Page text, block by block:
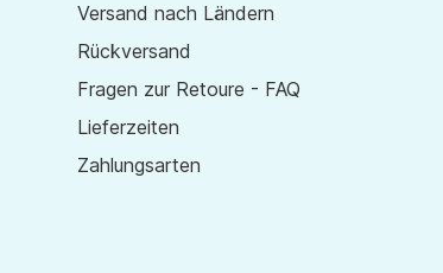
Versand nach Ländern
Rückversand
Fragen zur Retoure - FAQ
Lieferzeiten
Zahlungsarten